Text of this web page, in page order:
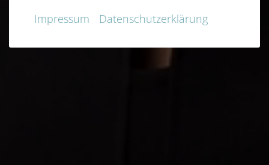
Impressum Datenschutzerklärung